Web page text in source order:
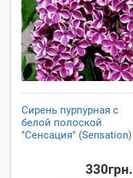
Сирень пурпурная с
белой полоской
"Сенсация" (Sensation)
330грн.